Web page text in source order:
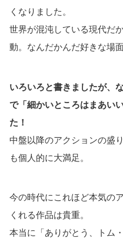
くなりました。
世界が混沌している現代だ
動。なんだかんだ好きな場
いろいろと書きましたが、
で「細かいところはまあい
た！
中盤以降のアクションの盛
も個人的に大満足。
今の時代にこれほど本気の
くれる作品は貴重。
本当に「ありがとう、ト